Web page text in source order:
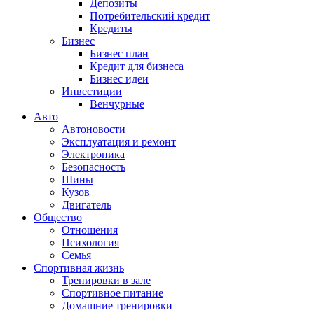
Депозиты
Потребительский кредит
Кредиты
Бизнес
Бизнес план
Кредит для бизнеса
Бизнес идеи
Инвестиции
Венчурные
Авто
Автоновости
Эксплуатация и ремонт
Электроника
Безопасность
Шины
Кузов
Двигатель
Общество
Отношения
Психология
Семья
Спортивная жизнь
Тренировки в зале
Спортивное питание
Домашние тренировки